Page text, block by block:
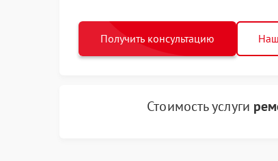
Получить консультацию
Стоимость услуги